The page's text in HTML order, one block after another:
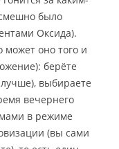
было
Оксида).
может оно того и
берёте
выбираете
вечернего
в режиме
(вы сами